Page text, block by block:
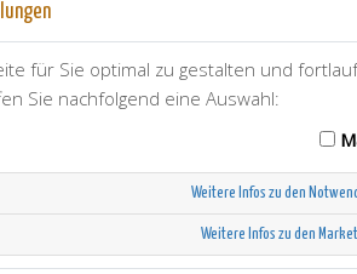
für Sie optimal zu gestalten und
Sie nachfolgend eine Auswahl:
Weitere Infos zu den
Weitere Infos zu den